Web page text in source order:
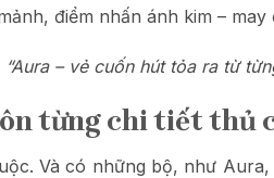
điểm nhấn ánh kim –
“Aura – vẻ cuốn hút tỏa ra từ
từng chi tiết thủ
Và có những bộ, như